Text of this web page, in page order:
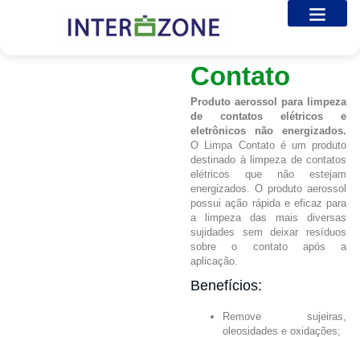
Limpa
Contato
Produto aerossol para limpeza
de contatos elétricos e
eletrônicos não energizados.
O Limpa Contato é um produto
destinado à limpeza de contatos
elétricos que não estejam
energizados. O produto aerossol
possui ação rápida e eficaz para
a limpeza das mais diversas
sujidades sem deixar resíduos
sobre o contato após a
aplicação.
Benefícios:
Remove sujeiras,
oleosidades e oxidações;